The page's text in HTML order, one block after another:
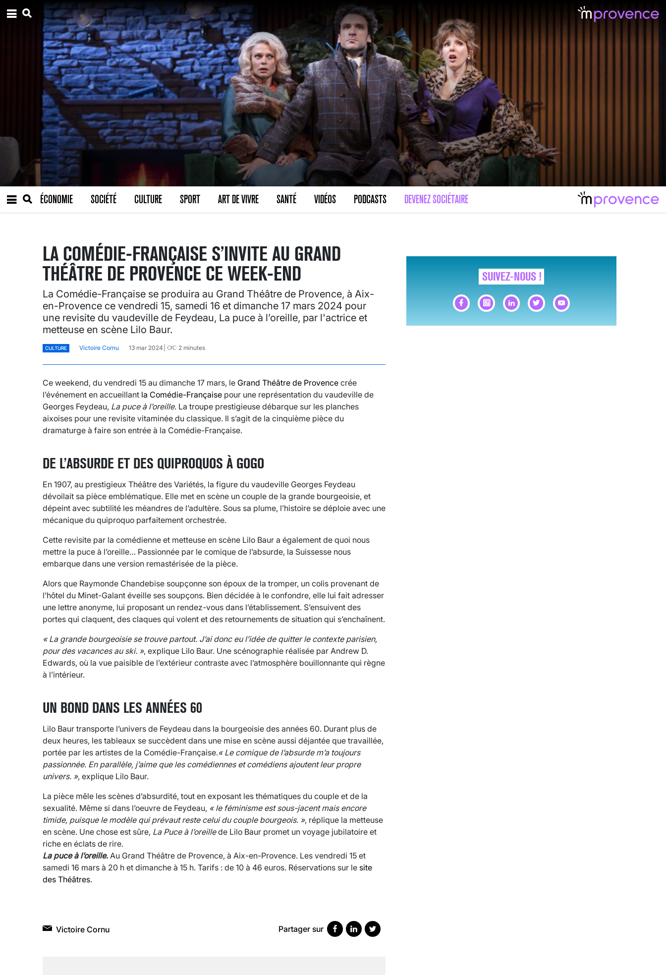
ÉCONOMIE SOCIÉTÉ CULTURE SPORT ART DE VIVRE SANTÉ VIDÉOS PODCASTS DEVENEZ SOCIÉTAIRE
LA COMÉDIE-FRANÇAISE S’INVITE AU GRAND
THÉÂTRE DE PROVENCE CE WEEK-END
La Comédie-Française se produira au Grand Théâtre de Provence, à Aix-
en-Provence ce vendredi 15, samedi 16 et dimanche 17 mars 2024 pour
une revisite du vaudeville de Feydeau, La puce à l’oreille, par l'actrice et
metteuse en scène Lilo Baur.
CULTURE Victoire Cornu 13 mar 2024 2 minutes
Ce weekend, du vendredi 15 au dimanche 17 mars, le Grand Théâtre de Provence crée
l’événement en accueillant la Comédie-Française pour une représentation du vaudeville de
Georges Feydeau, La puce à l’oreille. La troupe prestigieuse débarque sur les planches
aixoises pour une revisite vitaminée du classique. Il s’agit de la cinquième pièce du
dramaturge à faire son entrée à la Comédie-Française.
DE L’ABSURDE ET DES QUIPROQUOS À GOGO
En 1907, au prestigieux Théâtre des Variétés, la figure du vaudeville Georges Feydeau
dévoilait sa pièce emblématique. Elle met en scène un couple de la grande bourgeoisie, et
dépeint avec subtilité les méandres de l’adultère. Sous sa plume, l’histoire se déploie avec une
mécanique du quiproquo parfaitement orchestrée.
Cette revisite par la comédienne et metteuse en scène Lilo Baur a également de quoi nous
mettre la puce à l’oreille… Passionnée par le comique de l’absurde, la Suissesse nous
embarque dans une version remastérisée de la pièce.
Alors que Raymonde Chandebise soupçonne son époux de la tromper, un colis provenant de
l’hôtel du Minet-Galant éveille ses soupçons. Bien décidée à le confondre, elle lui fait adresser
une lettre anonyme, lui proposant un rendez-vous dans l’établissement. S’ensuivent des
portes qui claquent, des claques qui volent et des retournements de situation qui s’enchaînent.
« La grande bourgeoisie se trouve partout. J’ai donc eu l’idée de quitter le contexte parisien,
pour des vacances au ski. », explique Lilo Baur. Une scénographie réalisée par Andrew D.
Edwards, où la vue paisible de l’extérieur contraste avec l’atmosphère bouillonnante qui règne
à l’intérieur.
UN BOND DANS LES ANNÉES 60
Lilo Baur transporte l’univers de Feydeau dans la bourgeoisie des années 60. Durant plus de
deux heures, les tableaux se succèdent dans une mise en scène aussi déjantée que travaillée,
portée par les artistes de la Comédie-Française.« Le comique de l’absurde m’a toujours
passionnée. En parallèle, j’aime que les comédiennes et comédiens ajoutent leur propre
univers. », explique Lilo Baur.
La pièce mêle les scènes d’absurdité, tout en exposant les thématiques du couple et de la
sexualité. Même si dans l’oeuvre de Feydeau, « le féminisme est sous-jacent mais encore
timide, puisque le modèle qui prévaut reste celui du couple bourgeois. », réplique la metteuse
en scène. Une chose est sûre, La Puce à l’oreillede Lilo Baur promet un voyage jubilatoire et
riche en éclats de rire.
La puce à l’oreille. Au Grand Théâtre de Provence, à Aix-en-Provence. Les vendredi 15 et
samedi 16 mars à 20 h et dimanche à 15 h. Tarifs : de 10 à 46 euros. Réservations sur le site
des Théâtres.
Victoire Cornu Partager sur
SUIVEZ-NOUS !